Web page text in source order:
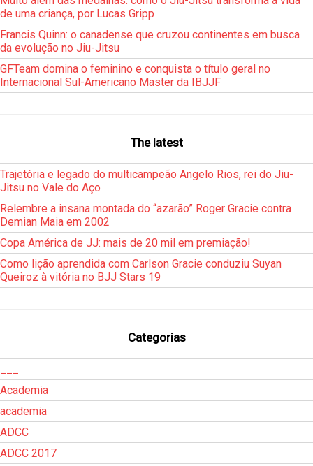
de uma criança, por Lucas Gripp
Francis Quinn: o canadense que cruzou continentes em busca
da evolução no Jiu-Jitsu
GFTeam domina o feminino e conquista o título geral no
Internacional Sul-Americano Master da IBJJF
The latest
Trajetória e legado do multicampeão Angelo Rios, rei do Jiu-
Jitsu no Vale do Aço
Relembre a insana montada do “azarão” Roger Gracie contra
Demian Maia em 2002
Copa América de JJ: mais de 20 mil em premiação!
Como lição aprendida com Carlson Gracie conduziu Suyan
Queiroz à vitória no BJJ Stars 19
Categorias
Academia
academia
ADCC
ADCC 2017